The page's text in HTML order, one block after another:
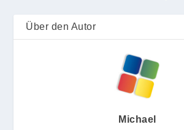
Über den Autor
Michael